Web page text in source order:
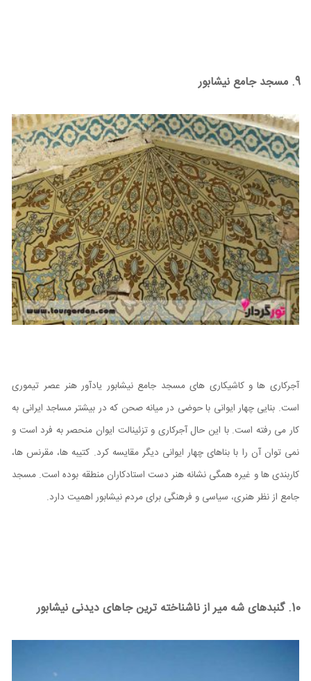
9. مسجد جامع نیشابور
آجرکاری ها و کاشیکاری های مسجد جامع نیشابور یادآور هنر عصر تیموری
است. بنایی چهار ایوانی با حوضی در میانه صحن که در بیشتر مساجد ایرانی به
کار می رفته است. با این حال آجرکاری و تزئینالت ایوان منحصر به فرد است و
نمی توان آن را با بناهای چهار ایوانی دیگر مقایسه کرد. کتیبه ها، مقرنس ها،
کاربندی ها و غیره همگی نشانه هنر دست استادکاران منطقه بوده است. مسجد
جامع از نظر هنری، سیاسی و فرهنگی برای مردم نیشابور اهمیت دارد.
10. گنبدهای شه میر از ناشناخته ترین جاهای دیدنی نیشابور